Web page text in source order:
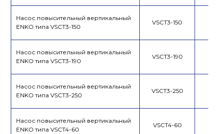
Насос повысительный вертикальный
ENKO типа VSCT3-150
VSCT3-150
Насос повысительный вертикальный
ENKO типа VSCT3-190
VSCT3-190
Насос повысительный вертикальный
ENKO типа VSCT3-250
VSCT3-250
Насос повысительный вертикальный
ENKO типа VSCT4-60
VSCT4-60